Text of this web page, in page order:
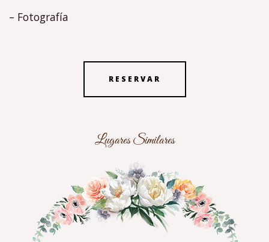
– Fotografía
Lugares Similares